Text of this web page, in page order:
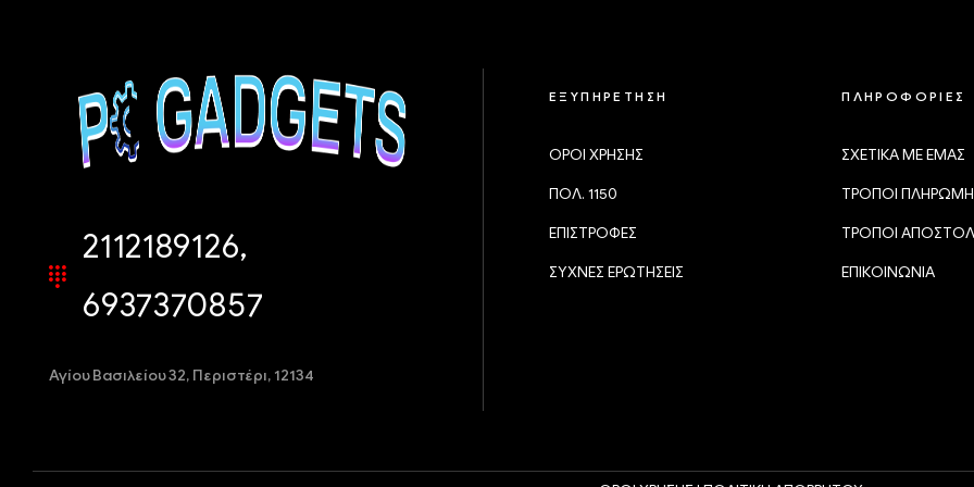
2112189126,
6937370857
Αγίου Βασιλείου 32, Περιστέρι, 12134
ΕΞΥΠΗΡΕΤΗΣΗ
ΟΡΟΙ ΧΡΗΣΗΣ
ΠΟΛ. 1150
ΕΠΙΣΤΡΟΦΕΣ
ΣΥΧΝΕΣ ΕΡΩΤΗΣΕΙΣ
ΠΛΗΡΟΦΟΡΙΕΣ
ΣΧΕΤΙΚΑ ΜΕ ΕΜΑΣ
ΤΡΟΠΟΙ
ΤΡΟΠΟΙ
ΕΠΙΚΟΙΝΩΝΙΑ